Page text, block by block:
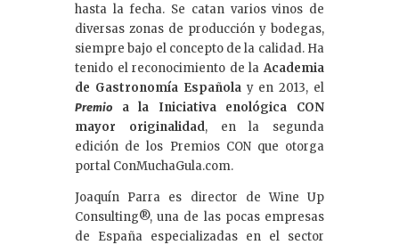
hasta la fecha. Se catan varios vinos de
diversas zonas de producción y bodegas,
siempre bajo el concepto de la calidad. Ha
tenido el reconocimiento de laAcademia
de Gastronomía Españolay en 2013, el
Premio a la Iniciativa enológica CON
mayor originalidad, en la segunda
edición de los Premios CON que otorga
portal ConMuchaGula.com.
Joaquín Parra es director de Wine Up
Consulting®, una de las pocas empresas
de España especializadas en el sector